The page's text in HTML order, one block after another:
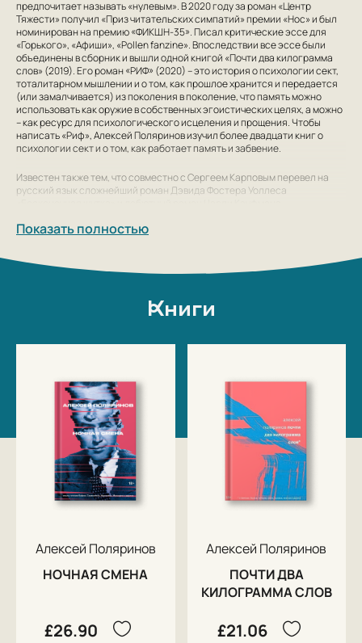
предпочитает называть «нулевым». В 2020 году за роман «Центр
Тяжести» получил «Приз читательских симпатий» премии «Нос» и был
номинирован на премию «ФИКШН-35». Писал критические эссе для
«Горького», «Афиши», «Pollen fanzine». Впоследствии все эссе были
объединены в сборник и вышли одной книгой «Почти два килограмма
слов» (2019). Его роман «РИФ» (2020) – это история о психологии сект,
тоталитарном мышлении и о том, как прошлое хранится и передается
(или замалчивается) из поколения в поколение, что память можно
использовать как оружие в собственных эгоистических целях, а можно
– как ресурс для психологического исцеления и прощения. Чтобы
написать «Риф», Алексей Поляринов изучил более двадцати книг о
психологии сект и о том, как работает память и забвение.
Известен также тем, что совместно с Сергеем Карповым перевел на
русский язык сложнейший роман Дэвида Фостера Уоллеса
«Горький», «Афиша». В 2020 году Алексей Поляринов назван одним из
молодых и успешных «12 апостолов» в одноименном проекте Esquire.
Показать полностью
Книги
Алексей Поляринов
НОЧНАЯ СМЕНА
£26.90
Алексей Поляринов
ПОЧТИ ДВА
КИЛОГРАММА СЛОВ
£21.06